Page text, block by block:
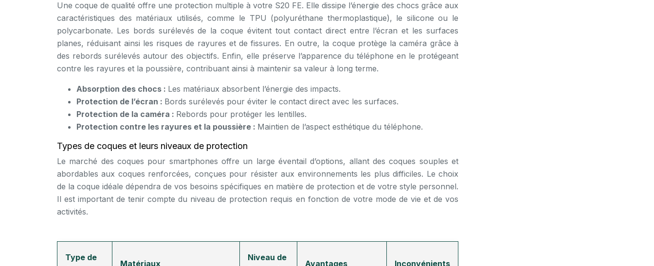
Une coque de qualité offre une protection multiple à votre S20 FE. Elle dissipe l’énergie des chocs grâce aux
caractéristiques des matériaux utilisés, comme le TPU (polyuréthane thermoplastique), le silicone ou le
polycarbonate. Les bords surélevés de la coque évitent tout contact direct entre l’écran et les surfaces
planes, réduisant ainsi les risques de rayures et de fissures. En outre, la coque protège la caméra grâce à
des rebords surélevés autour des objectifs. Enfin, elle préserve l’apparence du téléphone en le protégeant
contre les rayures et la poussière, contribuant ainsi à maintenir sa valeur à long terme.
Absorption des chocs : Les matériaux absorbent l’énergie des impacts.
Protection de l’écran : Bords surélevés pour éviter le contact direct avec les surfaces.
Protection de la caméra : Rebords pour protéger les lentilles.
Protection contre les rayures et la poussière : Maintien de l’aspect esthétique du téléphone.
Types de coques et leurs niveaux de protection
Le marché des coques pour smartphones offre un large éventail d’options, allant des coques souples et
abordables aux coques renforcées, conçues pour résister aux environnements les plus difficiles. Le choix
de la coque idéale dépendra de vos besoins spécifiques en matière de protection et de votre style personnel.
Il est important de tenir compte du niveau de protection requis en fonction de votre mode de vie et de vos
activités.
Type de
Matériaux
Niveau de
Avantages Inconvénients